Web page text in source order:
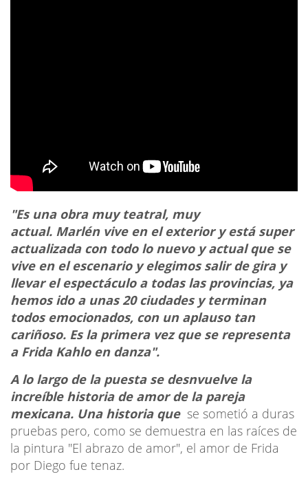
"Es una obra muy teatral, muy
actual. Marlén vive en el exterior y está super
actualizada con todo lo nuevo y actual que se
vive en el escenario y elegimos salir de gira y
llevar el espectáculo a todas las provincias, ya
hemos ido a unas 20 ciudades y terminan
todos emocionados, con un aplauso tan
cariñoso. Es la primera vez que se representa
a Frida Kahlo en danza".
A lo largo de la puesta se desnvuelve la
increíble historia de amor de la pareja
mexicana. Una historia que se sometió a duras
pruebas pero, como se demuestra en las raíces de
la pintura "El abrazo de amor", el amor de Frida
por Diego fue tenaz.